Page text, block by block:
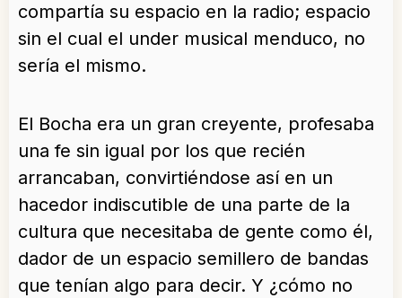
compartía su espacio en la radio; espacio
sin el cual el under musical menduco, no
sería el mismo.
El Bocha era un gran creyente, profesaba
una fe sin igual por los que recién
arrancaban, convirtiéndose así en un
hacedor indiscutible de una parte de la
cultura que necesitaba de gente como él,
dador de un espacio semillero de bandas
que tenían algo para decir. Y ¿cómo no